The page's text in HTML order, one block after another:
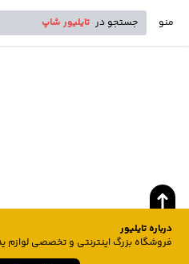
منو جستجو در تایلیور شاپ
درباره تایلیور
فروشگاه بزرگ اینترنتی و تخصصی لوازم